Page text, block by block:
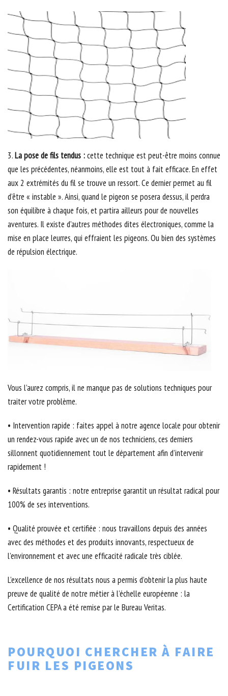
3.La pose de fils tendus :cette technique est peut-être moins connue
que les précédentes, néanmoins, elle est tout à fait efficace. En effet
aux 2 extrémités du fil se trouve un ressort. Ce dernier permet au fil
d’être « instable ». Ainsi, quand le pigeon se posera dessus, il perdra
son équilibre à chaque fois, et partira ailleurs pour de nouvelles
aventures. Il existe d’autres méthodes dites électroniques, comme la
mise en place leurres, qui effraient les pigeons. Ou bien des systèmes
de répulsion électrique.
Vous l’aurez compris, il ne manque pas de solutions techniques pour
traiter votre problème.
• Intervention rapide : faites appel à notre agence locale pour obtenir
un rendez-vous rapide avec un de nos techniciens, ces derniers
sillonnent quotidiennement tout le département afin d’intervenir
rapidement !
• Résultats garantis : notre entreprise garantit un résultat radical pour
100% de ses interventions.
• Qualité prouvée et certifiée : nous travaillons depuis des années
avec des méthodes et des produits innovants, respectueux de
l’environnement et avec une efficacité radicale très ciblée.
L’excellence de nos résultats nous a permis d’obtenir la plus haute
preuve de qualité de notre métier à l’échelle européenne : la
Certification CEPA a été remise par le Bureau Veritas.
POURQUOI CHERCHER À FAIRE
FUIR LES PIGEONS